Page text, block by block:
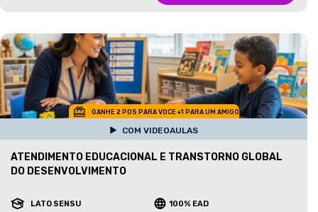
GANHE 2 POS PARA VOCE +1 PARA UM AMIGO
COM VIDEOAULAS
ATENDIMENTO EDUCACIONAL E TRANSTORNO GLOBAL
DO DESENVOLVIMENTO
LATO SENSU 100% EAD